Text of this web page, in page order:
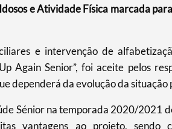
e Atividade Física marcada
e intervenção de
Again Senior”, foi aceite pelos
dependerá da evolução da situação
Sénior na temporada 2020/2021
vantagens ao projeto, sendo